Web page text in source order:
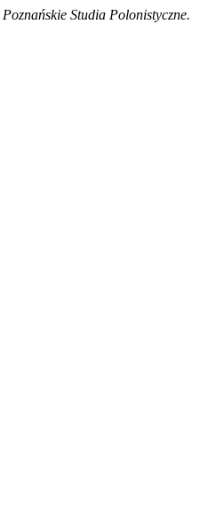
Poznańskie Studia Polonistyczne.